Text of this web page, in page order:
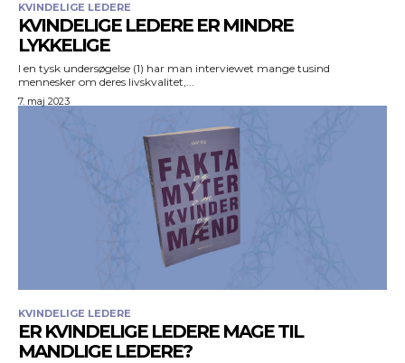
KVINDELIGE LEDERE
KVINDELIGE LEDERE ER MINDRE
LYKKELIGE
I en tysk undersøgelse (1) har man interviewet mange tusind
mennesker om deres livskvalitet,...
7. maj 2023
KVINDELIGE LEDERE
ER KVINDELIGE LEDERE MAGE TIL
MANDLIGE LEDERE?